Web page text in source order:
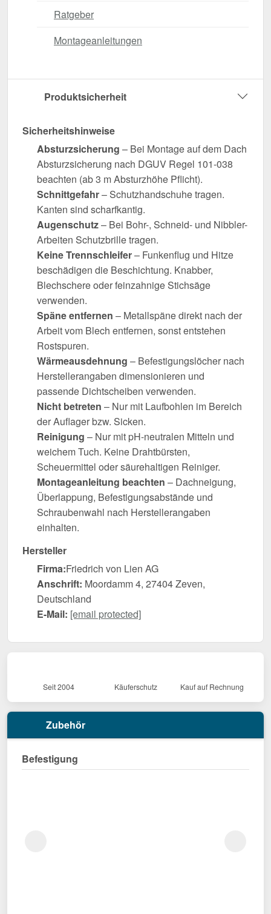
Ratgeber
Montageanleitungen
Produktsicherheit
Sicherheitshinweise
Absturzsicherung – Bei Montage auf dem Dach
Absturzsicherung nach DGUV Regel 101-038
beachten (ab 3 m Absturzhöhe Pflicht).
Schnittgefahr– Schutzhandschuhe tragen.
Kanten sind scharfkantig.
Augenschutz– Bei Bohr-, Schneid- und Nibbler-
Arbeiten Schutzbrille tragen.
Keine Trennschleifer– Funkenflug und Hitze
beschädigen die Beschichtung. Knabber,
Blechschere oder feinzahnige Stichsäge
verwenden.
Späne entfernen – Metallspäne direkt nach der
Arbeit vom Blech entfernen, sonst entstehen
Rostspuren.
Wärmeausdehnung – Befestigungslöcher nach
Herstellerangaben dimensionieren und
passende Dichtscheiben verwenden.
Nicht betreten – Nur mit Laufbohlen im Bereich
der Auflager bzw. Sicken.
Reinigung – Nur mit pH-neutralen Mitteln und
weichem Tuch. Keine Drahtbürsten,
Scheuermittel oder säurehaltigen Reiniger.
Montageanleitung beachten – Dachneigung,
Überlappung, Befestigungsabstände und
Schraubenwahl nach Herstellerangaben
einhalten.
Hersteller
Firma:Friedrich von Lien AG
Anschrift: Moordamm 4, 27404 Zeven,
Deutschland
E-Mail: [email protected]
Seit 2004 Käuferschutz Kauf auf Rechnung
Zubehör
Befestigung